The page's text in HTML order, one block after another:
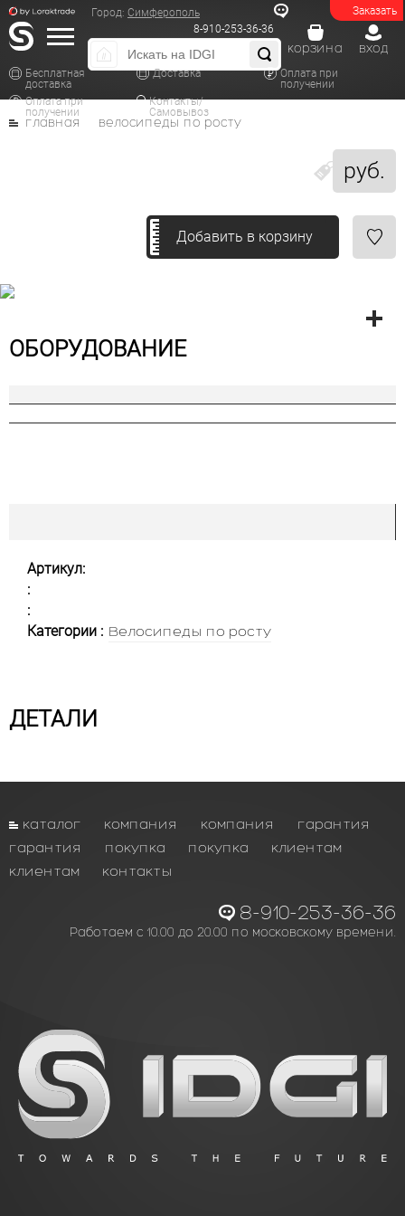
Заказать
Город: Симферополь
8-910-253-36-36
Бесплатная
доставка
Доставка
Оплата при
получении
Оплата при
получении
Контакты/
Самовывоз
вход
корзина
руб.
главная велосипеды по росту
Добавить в корзину
ОБОРУДОВАНИЕ
Артикул:
:
:
Категории : Велосипеды по росту
ДЕТАЛИ
каталог компания компания
гарантия
гарантия
покупка покупка
клиентам
клиентам
контакты
8-910-253-36-36
Работаем с 10.00 до 20.00 по московскому времени.